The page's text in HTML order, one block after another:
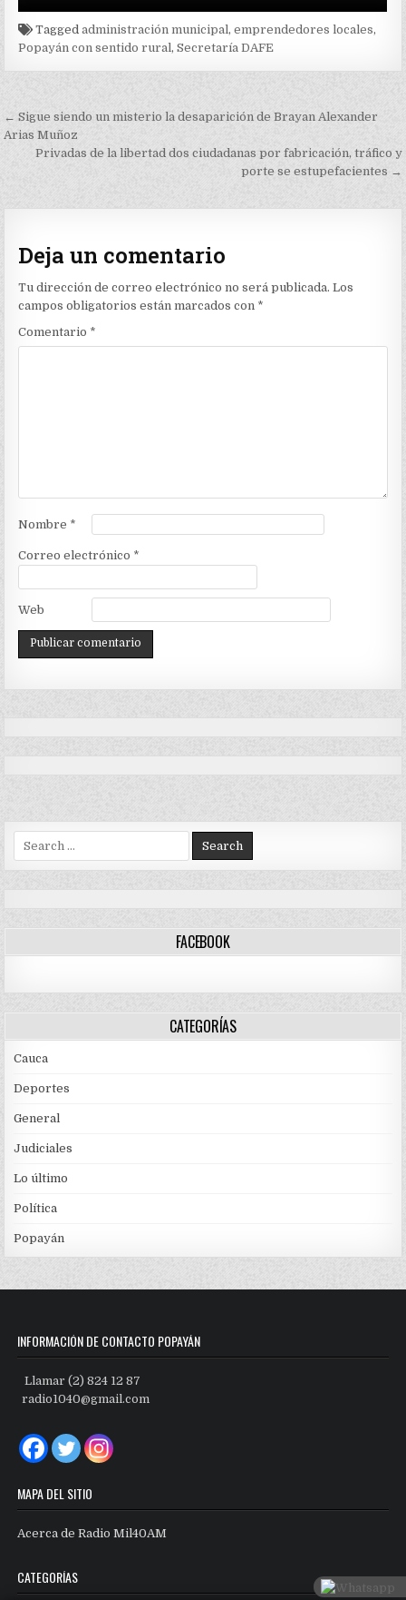
Taggedadministración municipal,emprendedores locales,
Popayán con sentido rural,Secretaría DAFE
Navegación
de
← Sigue siendo un misterio la desaparición de Brayan Alexander
Arias Muñoz
Privadas de la libertad dos ciudadanas por fabricación, tráfico y
porte se estupefacientes →
Deja un comentario
Tu dirección de correo electrónico no será publicada. Los
campos obligatorios están marcados con *
Comentario *
Nombre *
Correo electrónico *
Web
for:
FACEBOOK
CATEGORÍAS
Cauca
Deportes
General
Judiciales
Lo último
Política
Popayán
INFORMACIÓN DE CONTACTO POPAYÁN
Llamar (2) 824 12 87
radio1040@gmail.com
MAPA DEL SITIO
Acerca de Radio Mil40AM
CATEGORÍAS